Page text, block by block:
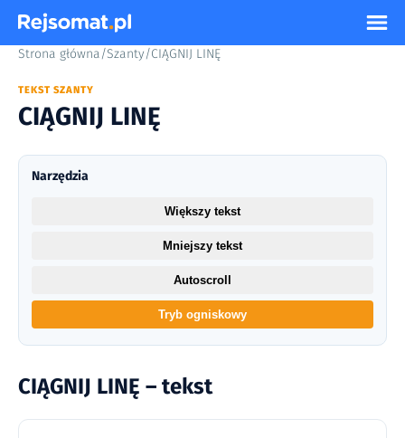
Strona główna/Szanty/CIĄGNIJ LINĘ
TEKST SZANTY
CIĄGNIJ LINĘ
CIĄGNIJ LINĘ – tekst
Narzędzia
Większy tekst
Mniejszy tekst
Autoscroll
Tryb ogniskowy